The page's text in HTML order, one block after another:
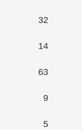
32
14
63
9
5